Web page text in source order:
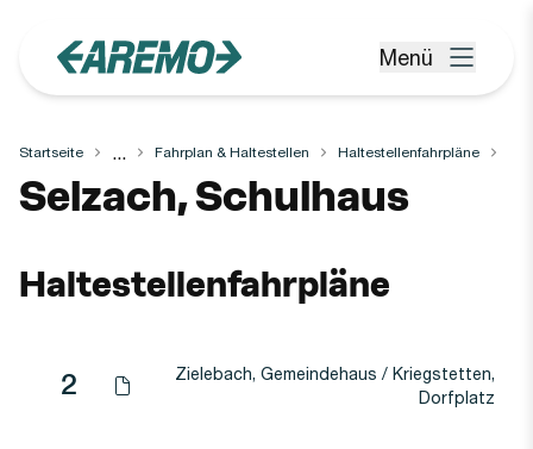
Menü öffnen
Menü
Startseite ... Fahrplan & Haltestellen Haltestellenfahrpläne
Haltestelle
Selzach, Schulhaus
Haltestellenfahrpläne
Linie Richtung
Linie
2 Haltestellen-PDF herunterladen für
Zielebach, Gemeindehaus / Kriegstetten,
Dorfplatz
(Öffnet in einen neuen Tab oder Fenster)